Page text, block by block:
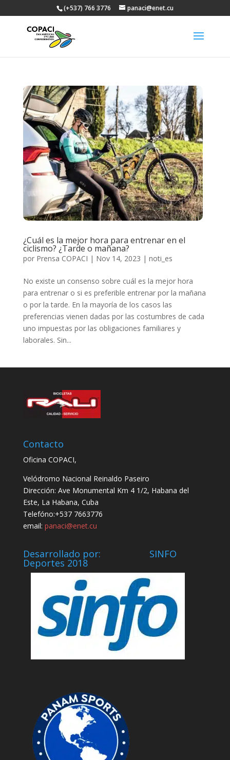
(+537) 766 3776 panaci@enet.cu
¿Cuál es la mejor hora para entrenar en el
ciclismo? ¿Tarde o mañana?
por Prensa COPACI | Nov 14, 2023 | noti_es
No existe un consenso sobre cuál es la mejor hora
para entrenar o si es preferible entrenar por la mañana
o por la tarde. En la mayoría de los casos las
preferencias vienen dadas por las costumbres de cada
uno impuestas por las obligaciones familiares y
laborales. Sin...
Contacto
Oficina COPACI,
Velódromo Nacional Reinaldo Paseiro
Dirección: Ave Monumental Km 4 1/2, Habana del
Este, La Habana, Cuba
Telefóno:+537 7663776
email: panaci@enet.cu
Desarrollado por: SINFO
Deportes 2018